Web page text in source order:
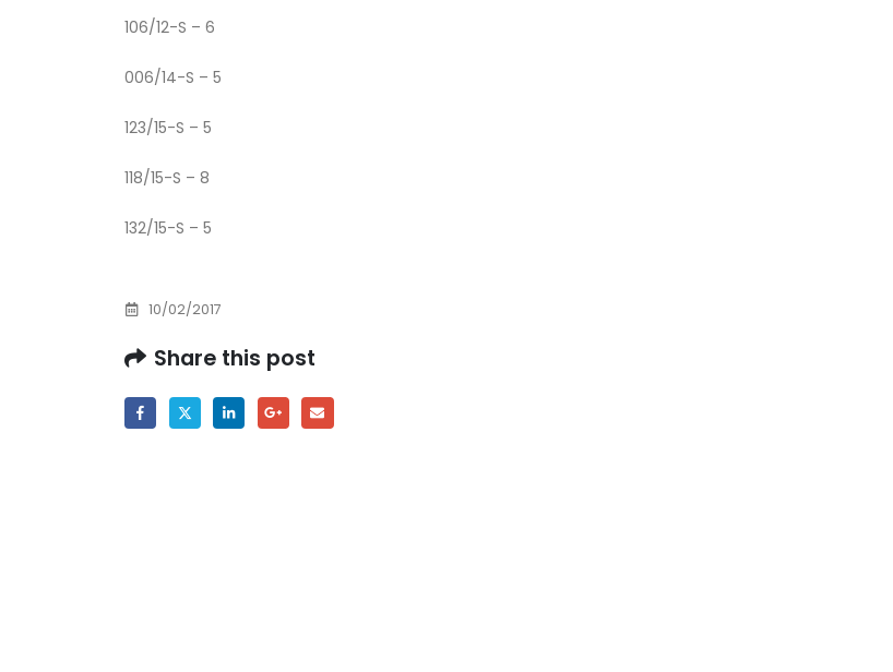
106/12-S – 6
006/14-S – 5
123/15-S – 5
118/15-S – 8
132/15-S – 5
10/02/2017
Share this post
ispita
25/07/2026